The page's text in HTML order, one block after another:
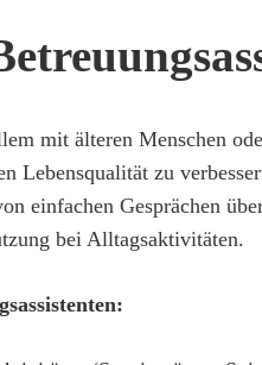
mit älteren Menschen
Lebensqualität zu
einfachen Gesprächen
bei Alltagsaktivitäten.